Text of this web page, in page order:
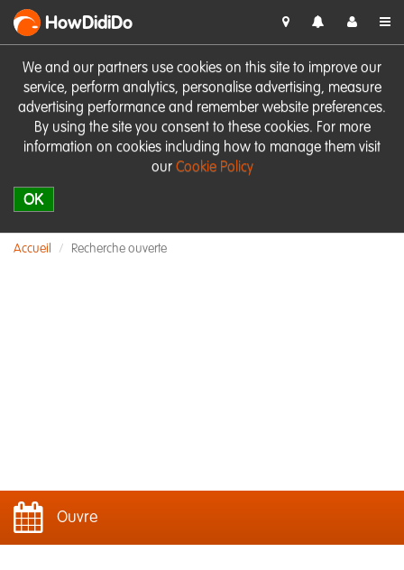
We and our partners use cookies on this site to improve our
service, perform analytics, personalise advertising, measure
advertising performance and remember website preferences.
By using the site you consent to these cookies. For more
information on cookies including how to manage them visit
our Cookie Policy
OK
HowDidiDo
Accueil Recherche ouverte
Ouvre